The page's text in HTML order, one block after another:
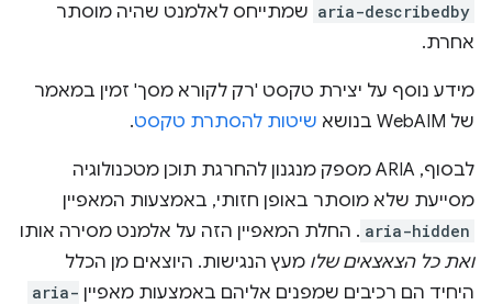
aria-describedby שמתייחס לאלמנט שהיה מוסתר
אחרת.
מידע נוסף על יצירת טקסט 'רק לקורא מסך' זמין במאמר
של WebAIM בנושא
שיטות להסתרת טקסט.
לבסוף, ARIA מספק מנגנון להחרגת תוכן מטכנולוגיה
מסייעת שלא מוסתר באופן חזותי, באמצעות המאפיין
aria-hidden . החלת המאפיין הזה על אלמנט מסירה אותו
ואת כל הצאצאים שלו מעץ הנגישות. היוצאים מן הכלל
היחיד הם רכיבים שמפנים אליהם באמצעות מאפיין aria-